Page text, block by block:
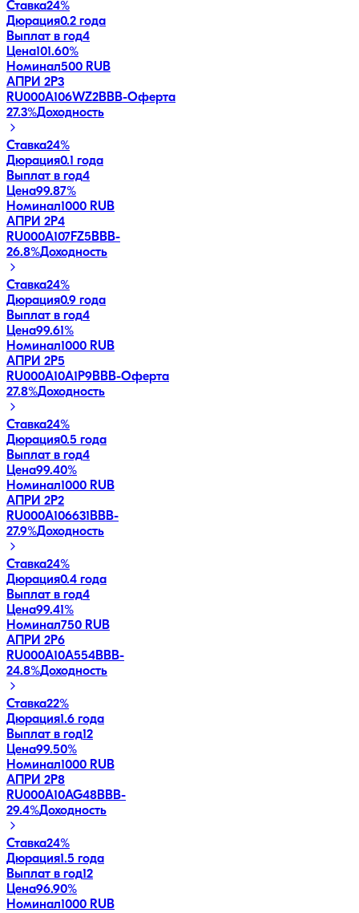
Ставка24%
Дюрация0.2 года
Выплат в год4
Цена101.60%
Номинал500 RUB
АПРИ 2Р3
RU000A106WZ2BBB-Оферта
27.3%Доходность
Ставка24%
Дюрация0.1 года
Выплат в год4
Цена99.87%
Номинал1000 RUB
АПРИ 2Р4
RU000A107FZ5BBB-
26.8%Доходность
Ставка24%
Дюрация0.9 года
Выплат в год4
Цена99.61%
Номинал1000 RUB
АПРИ 2Р5
RU000A10A1P9BBB-Оферта
27.8%Доходность
Ставка24%
Дюрация0.5 года
Выплат в год4
Цена99.40%
Номинал1000 RUB
АПРИ 2Р2
RU000A106631BBB-
27.9%Доходность
Ставка24%
Дюрация0.4 года
Выплат в год4
Цена99.41%
Номинал750 RUB
АПРИ 2Р6
RU000A10A554BBB-
24.8%Доходность
Ставка22%
Дюрация1.6 года
Выплат в год12
Цена99.50%
Номинал1000 RUB
АПРИ 2Р8
RU000A10AG48BBB-
29.4%Доходность
Ставка24%
Дюрация1.5 года
Выплат в год12
Цена96.90%
Номинал1000 RUB